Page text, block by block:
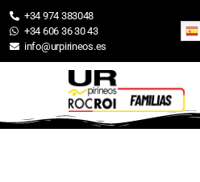
+34 974 383048
+34 606 36 30 43
info@urpirineos.es